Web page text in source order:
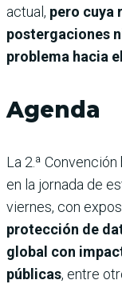
actual, pero cuya
postergaciones
problema hacia
Agenda
La 2.ª
en la jornada de
viernes, con
protección de
global con
públicas, entre